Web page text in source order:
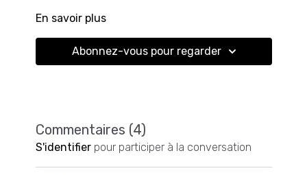
En savoir plus
Abonnez-vous pour regarder
Commentaires (4)
S'identifierpour participer à la conversation